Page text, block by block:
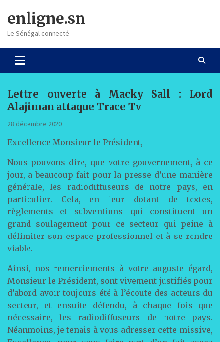
content
enligne.sn
Le Sénégal connecté
Lettre ouverte à Macky Sall : Lord
Alajiman attaque Trace Tv
28 décembre 2020
Excellence Monsieur le Président,
Nous pouvons dire, que votre gouvernement, à ce
jour, a beaucoup fait pour la presse d’une manière
générale, les radiodiffuseurs de notre pays, en
particulier. Cela, en leur dotant de textes,
règlements et subventions qui constituent un
grand soulagement pour ce secteur qui peine à
délimiter son espace professionnel et à se rendre
viable.
Ainsi, nos remerciements à votre auguste égard,
Monsieur le Président, sont vivement justifiés pour
d’abord avoir toujours été à l’écoute des acteurs du
secteur, et ensuite défendu, à chaque fois que
nécessaire, les radiodiffuseurs de notre pays.
Néanmoins, je tenais à vous adresser cette missive,